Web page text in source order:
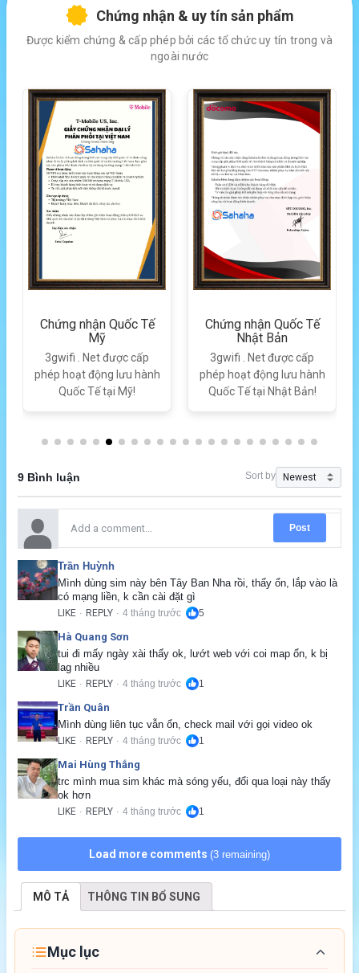
Chứng nhận & uy tín sản phẩm
Được kiểm chứng & cấp phép bởi các tổ chức uy tín trong và
ngoài nước
Chứng nhận Quốc Tế
Mỹ
3gwifi . Net được cấp
phép hoạt động lưu hành
Quốc Tế tại Mỹ!
Chứng nhận Quốc Tế
Nhật Bản
3gwifi . Net được cấp
phép hoạt động lưu hành
Quốc Tế tại Nhật Bản!
9 Bình luận Sort by
Post
Trần Huỳnh
Mình dùng sim này bên Tây Ban Nha rồi, thấy ổn, lắp vào là
có mạng liền, k cần cài đặt gì
LIKE · REPLY · 4 tháng trước 5
Hà Quang Sơn
tui đi mấy ngày xài thấy ok, lướt web với coi map ổn, k bị
lag nhiều
LIKE · REPLY · 4 tháng trước 1
Trần Quân
Mình dùng liên tục vẫn ổn, check mail với gọi video ok
LIKE · REPLY · 4 tháng trước 1
Mai Hùng Thắng
trc mình mua sim khác mà sóng yếu, đổi qua loại này thấy
ok hơn
LIKE · REPLY · 4 tháng trước 1
Load more comments (3 remaining)
MÔ TẢ THÔNG TIN BỔ SUNG
Mục lục